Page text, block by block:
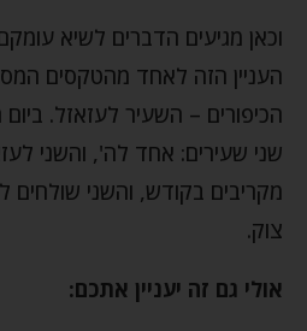
וכאן מגיעים הדברים לשיא
העניין הזה לאחד מהטקסים
הכיפורים – השעיר לעזאזל.
שני שעירים: אחד לה', והשני
מקריבים בקודש, והשני
צוק.
אולי גם זה יעניין אתכם: